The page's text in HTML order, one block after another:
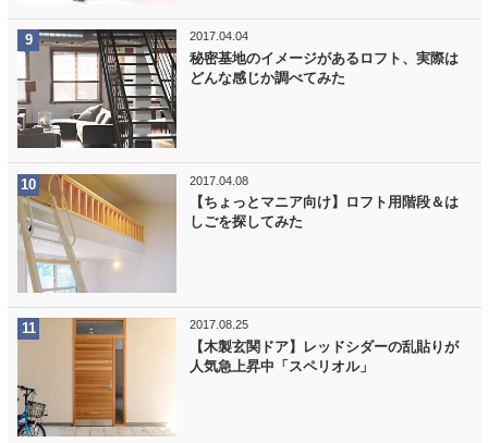
2017.04.04
秘密基地のイメージがあるロフト、実際は
どんな感じか調べてみた
2017.04.08
【ちょっとマニア向け】ロフト用階段＆は
しごを探してみた
2017.08.25
【木製玄関ドア】レッドシダーの乱貼りが
人気急上昇中「スペリオル」